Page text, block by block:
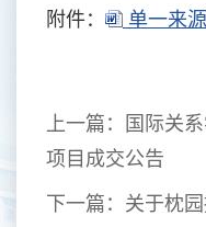
附件： 单一来
上一篇：
国际关
项目成交公告
下一篇： 关于枕